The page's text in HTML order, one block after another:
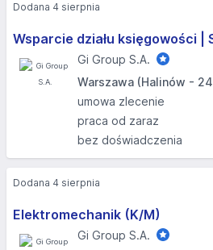
Wsparcie działu księgowości
Gi Group S.A.
Warszawa (Halinów -
umowa zlecenie
praca od zaraz
bez doświadczenia
Dodana 4 sierpnia
Elektromechanik (K/M)
Gi Group S.A.
Dodana 4 sierpnia